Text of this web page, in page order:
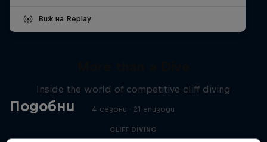
Виж на Replay
Подобни
Inside the world of competitive cliff diving
4 сезони · 21 епизоди
CLIFF DIVING